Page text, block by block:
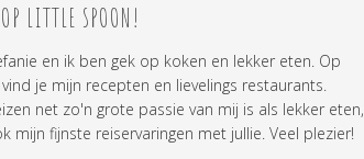
LITTLE SPOON!
en ik ben gek op koken en lekker eten. Op
je mijn recepten en lievelings restaurants.
net zo'n grote passie van mij is als lekker eten,
mijn fijnste reiservaringen met jullie. Veel plezier!